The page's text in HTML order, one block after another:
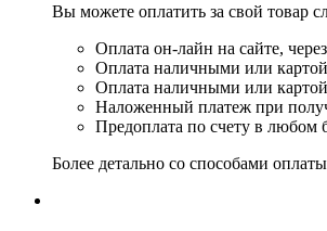
Вы можете оплатить за свой товар
Оплата он-лайн на сайте,
Оплата наличными или
Оплата наличными или
Наложенный платеж при
Предоплата по счету в любом
Более детально со способами